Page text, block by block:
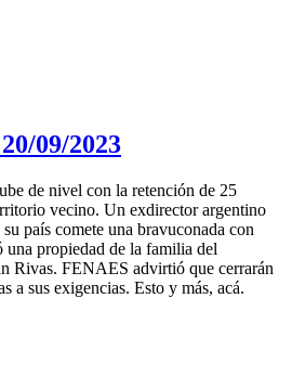
09/2023
de nivel con la retención de 25
vecino. Un exdirector argentino
país comete una bravuconada con
una propiedad de la familia del
Rivas. FENAES advirtió que cerrarán
a sus exigencias. Esto y más, acá.